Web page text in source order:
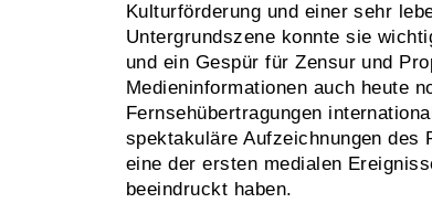
Kulturförderung und einer sehr
Untergrundszene konnte sie
und ein Gespür für Zensur und
Medieninformationen auch heute
Fernsehübertragungen
spektakuläre Aufzeichnungen des
eine der ersten medialen
beeindruckt haben.